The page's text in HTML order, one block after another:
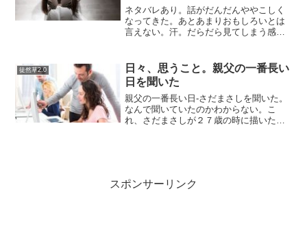
エコな永久機関だよな。
ネタバレあり。話がだんだんややこしく
なってきた。あとあまりおもしろいとは
言えない。汗。だらだら見てしまう感じ
ンドレアとキャロルの名前を以前のエン
トリーで間違えていた）あ...
徒然草2.0
日々、思うこと。親父の一番長い
日を聞いた
親父の一番長い日-さだまさしを聞いた。
なんで聞いていたのかわからない。こ
れ、さだまさしが２７歳の時に描いたら
スポンサーリンク